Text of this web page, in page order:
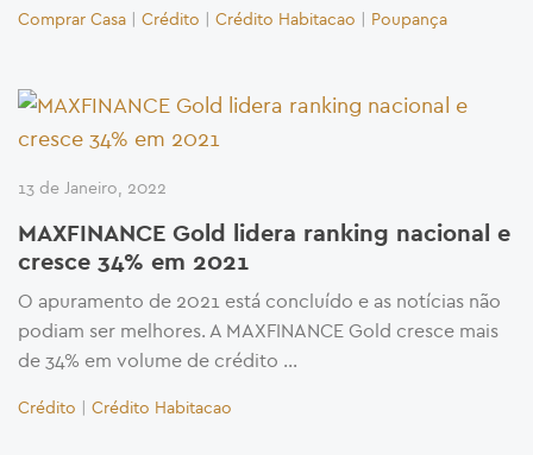
Comprar Casa | Crédito | Crédito Habitacao | Poupança
13 de Janeiro, 2022
MAXFINANCE Gold lidera ranking nacional e
cresce 34% em 2021
O apuramento de 2021 está concluído e as notícias não
podiam ser melhores. A MAXFINANCE Gold cresce mais
de 34% em volume de crédito …
Crédito | Crédito Habitacao